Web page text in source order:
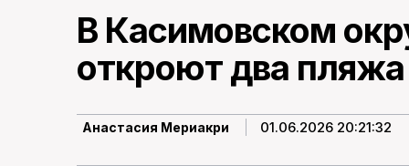
В Касимовском
откроют два пляжа
Анастасия Мериакри 01.06.2026 20:21:32